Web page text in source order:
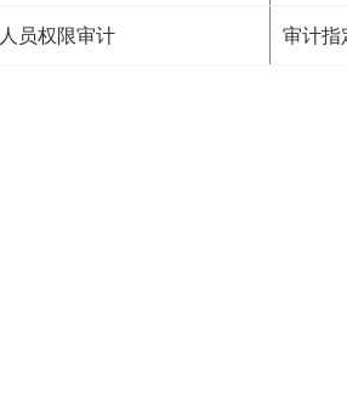
人员权限审计 审计指